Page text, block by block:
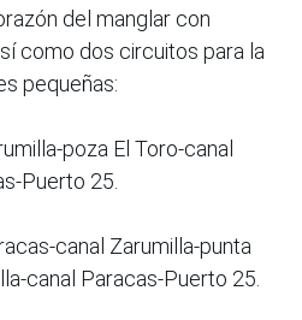
del manglar con
como dos circuitos para la
pequeñas:
poza El Toro-canal
Puerto 25.
canal Zarumilla-punta
canal Paracas-Puerto 25.